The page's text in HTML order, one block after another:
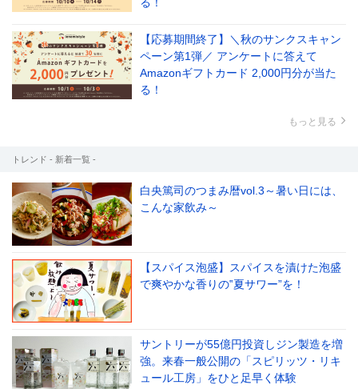
る！
【応募期間終了】＼秋のサンクスキャン
ペーン第1弾／ アンケートに答えて
Amazonギフトカード 2,000円分が当た
る！
もっと見る
トレンド - 新着一覧 -
白央篤司のつまみ暦vol.3～暑い日には、
こんな家飲み～
【スパイス泡盛】スパイスを漬けた泡盛
で爽やかな香りの‟夏サワー”を！
サントリーが55億円投資しジン製造を増
強。来春一般公開の「スピリッツ・リキ
ュール工房」をひと足早く体験